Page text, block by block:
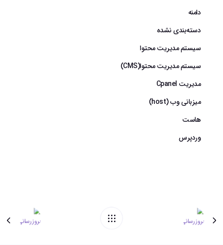
دامنه
دسته‌بندی نشده
سیستم مدیریت محتوا
سیستم مدیریت محتوا(CMS)
مدیریت Cpanel
میزبانی وب (host)
هاست
وردپرس